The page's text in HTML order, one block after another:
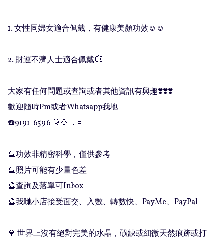
1. 女性同婦女適合佩戴，有健康美顏功效☺️☺️
2. 財運不濟人士適合佩戴💥
大家有任何問題或查詢或者其他資訊有興趣❣️❣️❣️
歡迎隨時Pm或者Whatsapp我地
☎️9191-6596 🎊💎👍🏻
🔮功效非精密科學，僅供參考
🔮照片可能有少量色差
🔮查詢及落單可Inbox
🔮我哋小店接受面交、入數、轉數快、PayMe、PayPal
💎 世界上沒有絕對完美的水晶，礦缺或細微天然痕跡或打